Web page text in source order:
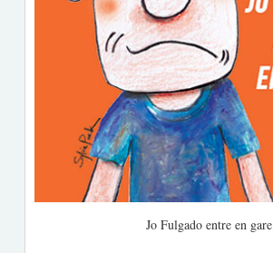
Jo Fulgado entre en gare